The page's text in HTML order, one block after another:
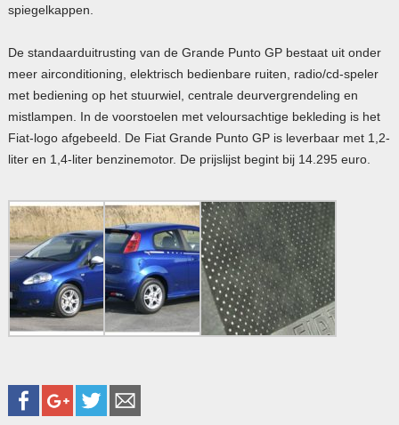
spiegelkappen.
De standaarduitrusting van de Grande Punto GP bestaat uit onder
meer airconditioning, elektrisch bedienbare ruiten, radio/cd-speler
met bediening op het stuurwiel, centrale deurvergrendeling en
mistlampen. In de voorstoelen met veloursachtige bekleding is het
Fiat-logo afgebeeld. De Fiat Grande Punto GP is leverbaar met 1,2-
liter en 1,4-liter benzinemotor. De prijslijst begint bij 14.295 euro.